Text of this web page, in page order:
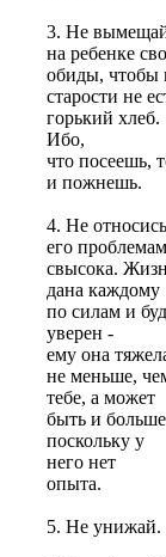
3. Не
на ребенке
обиды, чтобы
старости не
горький хлеб.
Ибо,
что посеешь,
и пожнешь.
4. Не
его проблемам
свысока.
дана каждому
по силам и
уверен -
ему она
не меньше,
тебе, а может
быть и
поскольку у
него нет
опыта.
5. Не унижай.